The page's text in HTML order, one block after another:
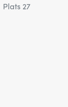
Plats 27